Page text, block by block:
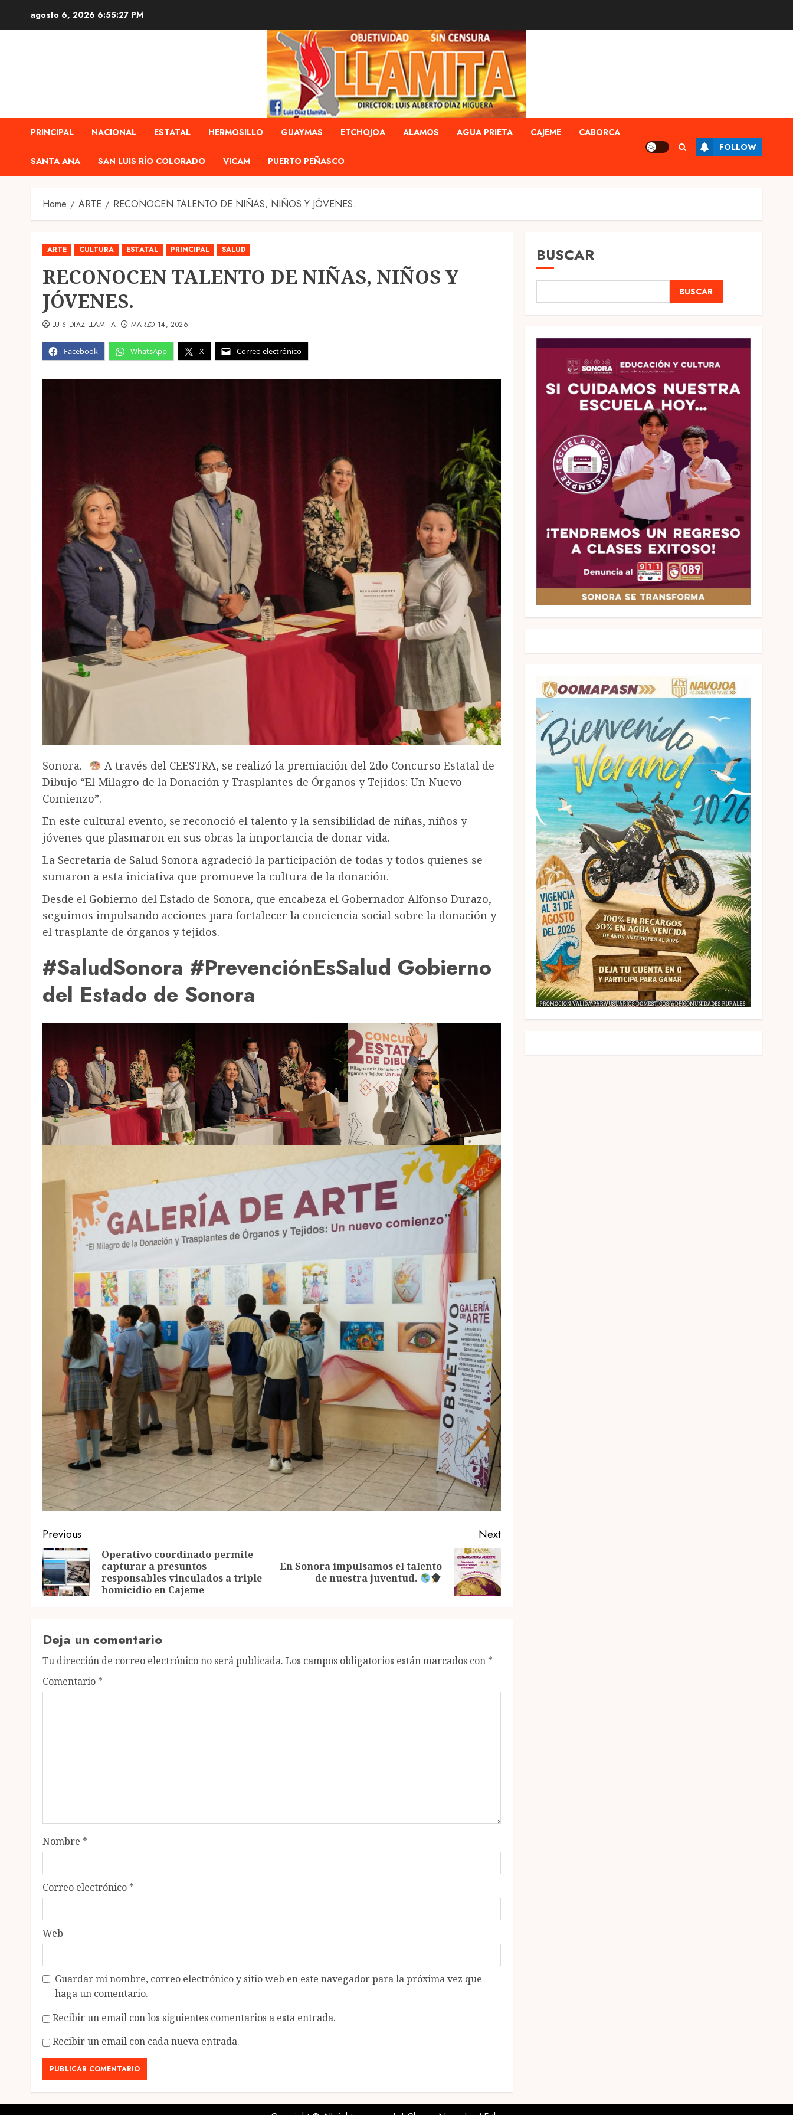
agosto 6, 2026 6:55:28 PM
PRINCIPAL NACIONAL ESTATAL HERMOSILLO GUAYMAS ETCHOJOA ALAMOS AGUA PRIETA CAJEME CABORCA
SANTA ANA SAN LUIS RÍO COLORADO VICAM PUERTO PEÑASCO
FOLLOW
Home ARTE RECONOCEN TALENTO DE NIÑAS, NIÑOS Y JÓVENES.
ARTE CULTURA ESTATAL PRINCIPAL SALUD
RECONOCEN TALENTO DE NIÑAS, NIÑOS Y
JÓVENES.
Facebook WhatsApp X Correo electrónico
LUIS DIAZ LLAMITA MARZO 14, 2026
Sonora.-
A través del CEESTRA, se realizó la premiación del 2do Concurso Estatal de
Dibujo “El Milagro de la Donación y Trasplantes de Órganos y Tejidos: Un Nuevo
Comienzo”.
En este cultural evento, se reconoció el talento y la sensibilidad de niñas, niños y
jóvenes que plasmaron en sus obras la importancia de donar vida.
La Secretaría de Salud Sonora agradeció la participación de todas y todos quienes se
sumaron a esta iniciativa que promueve la cultura de la donación.
Desde el Gobierno del Estado de Sonora, que encabeza el Gobernador Alfonso Durazo,
seguimos impulsando acciones para fortalecer la conciencia social sobre la donación y
el trasplante de órganos y tejidos.
#SaludSonora #PrevenciónEsSalud Gobierno
del Estado de Sonora
Post
navigation
Previous
Previous
Operativo coordinado permite
capturar a presuntos
responsables vinculados a triple
homicidio en Cajeme
Next
Next
En Sonora impulsamos el talento
de nuestra juventud.
Deja un comentario
Tu dirección de correo electrónico no será publicada. Los campos obligatorios están marcados con *
Comentario *
Nombre *
Correo electrónico *
Web
Guardar mi nombre, correo electrónico y sitio web en este navegador para la próxima vez que
haga un comentario.
Recibir un email con los siguientes comentarios a esta entrada.
Recibir un email con cada nueva entrada.
BUSCAR
BUSCAR